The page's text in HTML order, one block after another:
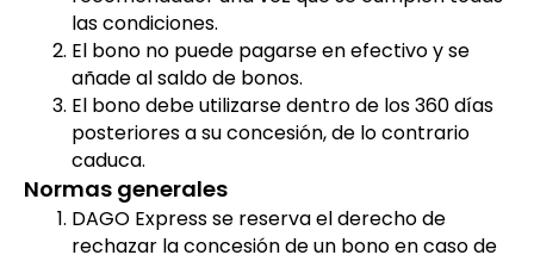
las condiciones.
El bono no puede pagarse en efectivo y se
añade al saldo de bonos.
El bono debe utilizarse dentro de los 360 días
posteriores a su concesión, de lo contrario
caduca.
Normas generales
DAGO Express se reserva el derecho de
rechazar la concesión de un bono en caso de